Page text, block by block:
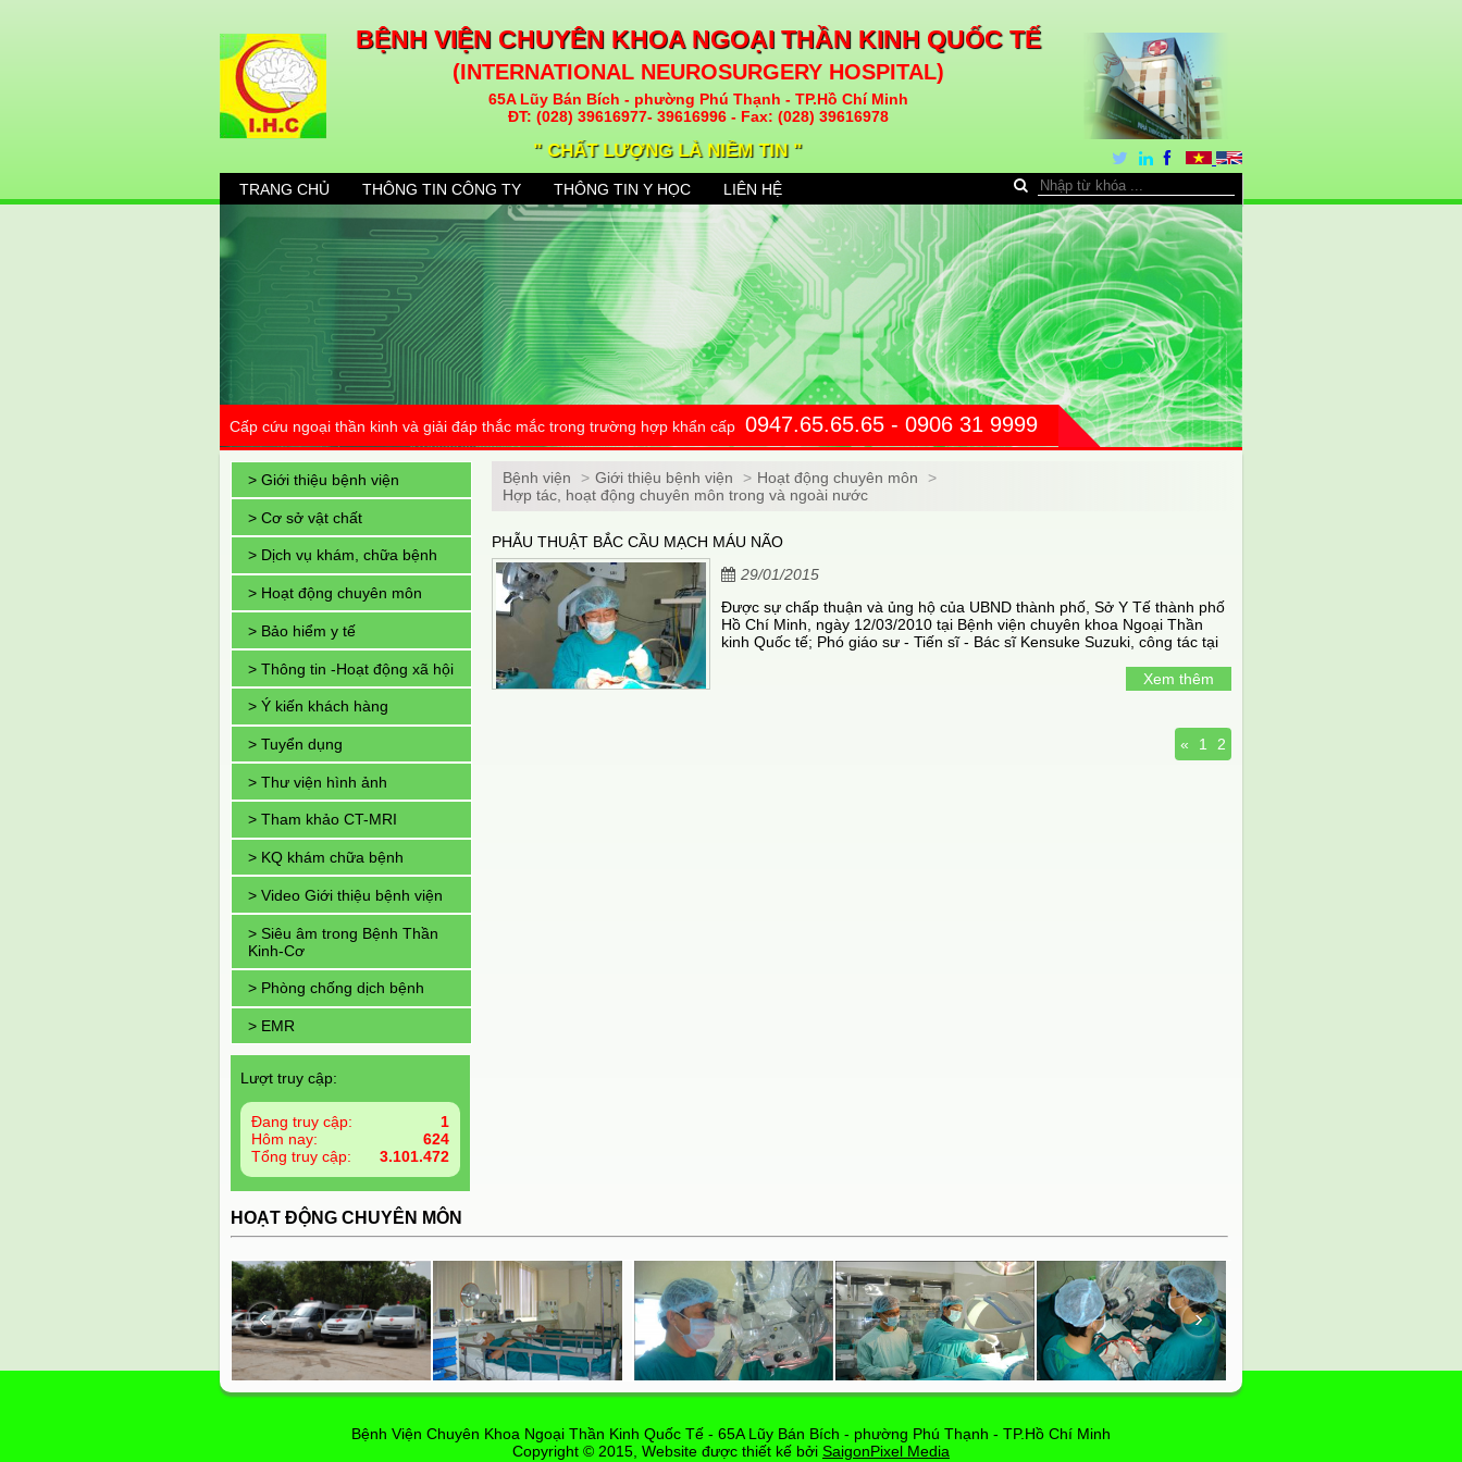
BỆNH VIỆN CHUYÊN KHOA NGOẠI THẦN KINH QUỐC TẾ
(INTERNATIONAL NEUROSURGERY HOSPITAL)
65A Lũy Bán Bích - phường Phú Thạnh - TP.Hồ Chí Minh
ĐT: (028) 39616977- 39616996 - Fax: (028) 39616978
" CHẤT LƯỢNG LÀ NIỀM TIN "
TRANG CHỦ THÔNG TIN CÔNG TY THÔNG TIN Y HỌC LIÊN HỆ
Cấp cứu ngoại thần kinh và giải đáp thắc mắc trong trường hợp khẩn cấp 0947.65.65.65 - 0906 31 9999
> Giới thiệu bệnh viện
> Cơ sở vật chất
> Dịch vụ khám, chữa bệnh
> Hoạt động chuyên môn
> Bảo hiểm y tế
> Thông tin -Hoạt động xã hội
> Ý kiến khách hàng
> Tuyển dụng
> Thư viện hình ảnh
> Tham khảo CT-MRI
> KQ khám chữa bệnh
> Video Giới thiệu bệnh viện
> Siêu âm trong Bệnh Thần
Kinh-Cơ
> Phòng chống dịch bệnh
> EMR
Lượt truy cập:
Đang truy cập:
1
Hôm nay:
624
Tổng truy cập:
3.101.472
Bệnh viện > Giới thiệu bệnh viện > Hoạt động chuyên môn
>
Hợp tác, hoạt động chuyên môn trong và ngoài nước
PHẪU THUẬT BẮC CẦU MẠCH MÁU NÃO
29/01/2015
Được sự chấp thuận và ủng hộ của UBND thành phố, Sở Y Tế thành phố
Hồ Chí Minh, ngày 12/03/2010 tại Bệnh viện chuyên khoa Ngoại Thần
kinh Quốc tế; Phó giáo sư - Tiến sĩ - Bác sĩ Kensuke Suzuki, công tác tại
Lý Văn Hoàng, (của Bv chuyên khoa Ngoại Thần kinh Quốc tế) đã tiến
hành phẫu thuật bắc cầu động mạch não trong và ngoài sọ cho 2 bệnh
Xem thêm
« 1 2
HOẠT ĐỘNG CHUYÊN MÔN
‹ ›
Bệnh Viện Chuyên Khoa Ngoại Thần Kinh Quốc Tế - 65A Lũy Bán Bích - phường Phú Thạnh - TP.Hồ Chí Minh
Copyright © 2015, Website được thiết kế bởi SaigonPixel Media